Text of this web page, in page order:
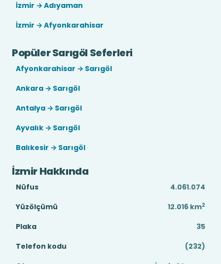
İzmir → Adıyaman
İzmir → Afyonkarahisar
Popüler Sarıgöl Seferleri
Afyonkarahisar → Sarıgöl
Ankara → Sarıgöl
Antalya → Sarıgöl
Ayvalık → Sarıgöl
Balıkesir → Sarıgöl
İzmir Hakkında
Nüfus
4.061.074
Yüzölçümü
12.016 km2
Plaka
35
Telefon kodu
(232)